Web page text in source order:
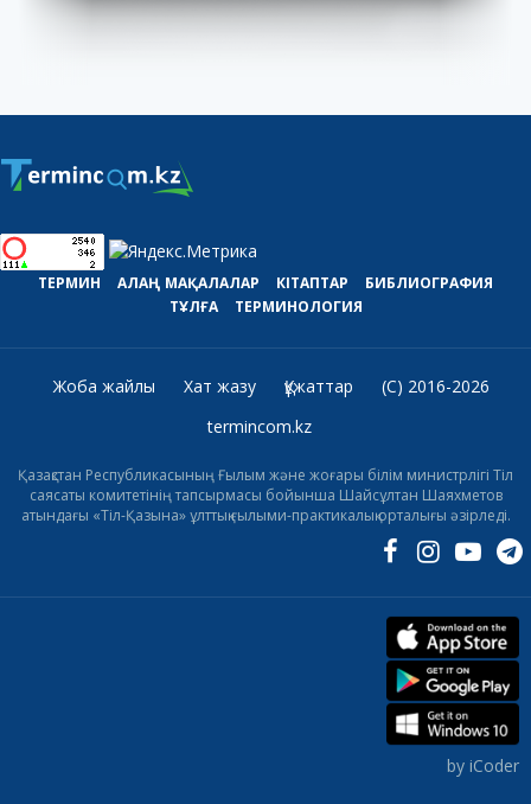
ТЕРМИН АЛАҢ МАҚАЛАЛАР КІТАПТАР
БИБЛИОГРАФИЯ
ТҰЛҒА
ТЕРМИНОЛОГИЯ
Жоба жайлы Хат жазу Құжаттар
(C) 2016-2026
termincom.kz
Қазақстан Республикасының Ғылым және жоғары білім министрлігі Тіл
саясаты комитетінің тапсырмасы бойынша Шайсұлтан Шаяхметов
атындағы «Тіл-Қазына» ұлттық ғылыми-практикалық орталығы әзірледі.
by iCoder